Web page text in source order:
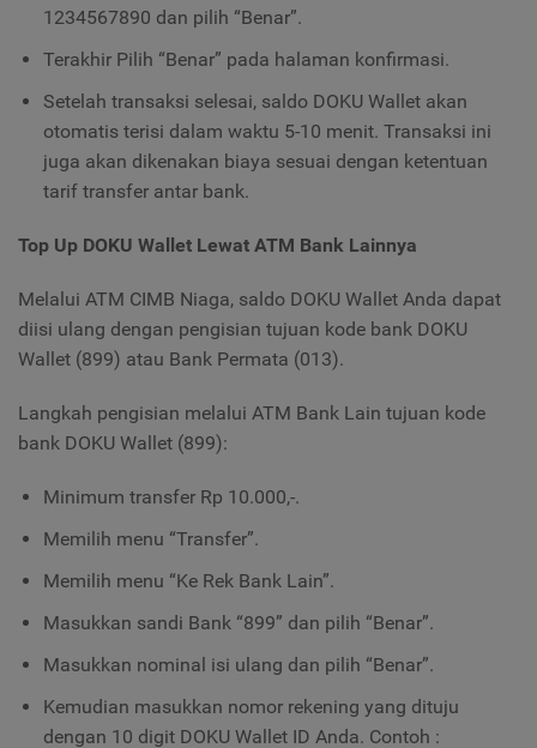
1234567890 dan pilih “Benar”.
Terakhir Pilih “Benar” pada halaman konfirmasi.
Setelah transaksi selesai, saldo DOKU Wallet akan
otomatis terisi dalam waktu 5-10 menit. Transaksi ini
juga akan dikenakan biaya sesuai dengan ketentuan
tarif transfer antar bank.
Top Up DOKU Wallet Lewat ATM Bank Lainnya
Melalui ATM CIMB Niaga, saldo DOKU Wallet Anda dapat
diisi ulang dengan pengisian tujuan kode bank DOKU
Wallet (899) atau Bank Permata (013).
Langkah pengisian melalui ATM Bank Lain tujuan kode
bank DOKU Wallet (899):
Minimum transfer Rp 10.000,-.
Memilih menu “Transfer”.
Memilih menu “Ke Rek Bank Lain”.
Masukkan sandi Bank “899” dan pilih “Benar”.
Masukkan nominal isi ulang dan pilih “Benar”.
Kemudian masukkan nomor rekening yang dituju
dengan 10 digit DOKU Wallet ID Anda. Contoh :